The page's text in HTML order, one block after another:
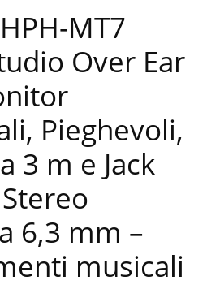
MT7
Over Ear
Pieghevoli,
3 m e Jack
6,3 mm –
musicali